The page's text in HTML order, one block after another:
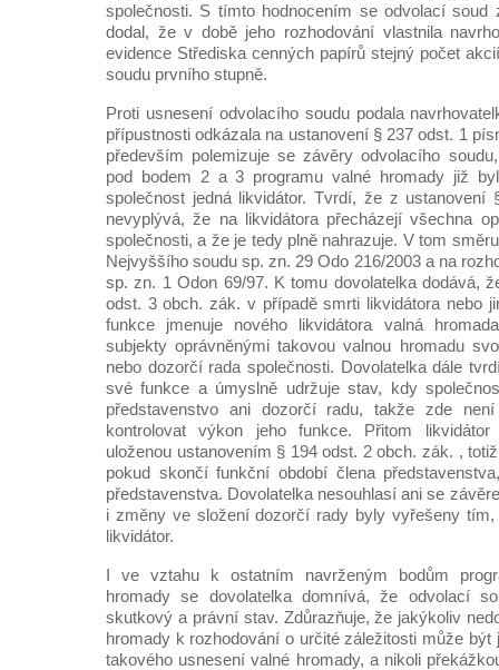
společnosti. S tímto hodnocením se odvolací soud
dodal, že v době jeho rozhodování vlastnila
evidence Střediska cenných papírů stejný počet
soudu prvního stupně.
Proti usnesení odvolacího soudu podala
přípustnosti odkázala na ustanovení § 237 odst. 1
především polemizuje se závěry odvolacího
pod bodem 2 a 3 programu valné hromady již
společnost jedná likvidátor. Tvrdí, že z
nevyplývá, že na likvidátora přecházejí všechna
společnosti, a že je tedy plně nahrazuje. V tom
Nejvyššího soudu sp. zn. 29 Odo 216/2003 a na
sp. zn. 1 Odon 69/97. K tomu dovolatelka dodává,
odst. 3 obch. zák. v případě smrti likvidátora nebo
funkce jmenuje nového likvidátora valná
subjekty oprávněnými takovou valnou hromadu
nebo dozorčí rada společnosti. Dovolatelka dále
své funkce a úmyslně udržuje stav, kdy
představenstvo ani dozorčí radu, takže zde
kontrolovat výkon jeho funkce. Přitom
uloženou ustanovením § 194 odst. 2 obch. zák. ,
pokud skončí funkční období člena
představenstva. Dovolatelka nesouhlasí ani se
i změny ve složení dozorčí rady byly vyřešeny
likvidátor.
I ve vztahu k ostatním navrženým bodům
hromady se dovolatelka domnívá, že odvolací
skutkový a právní stav. Zdůrazňuje, že jakýkoliv
hromady k rozhodování o určité záležitosti může být
takového usnesení valné hromady, a nikoli